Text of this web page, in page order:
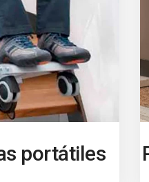
portátiles